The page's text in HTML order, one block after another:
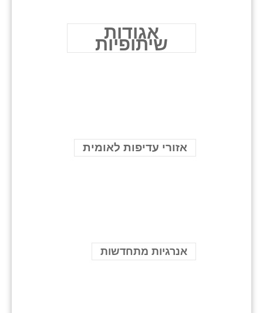
אגודות
שיתופיות
אזורי עדיפות לאומית
אנרגיות מתחדשות